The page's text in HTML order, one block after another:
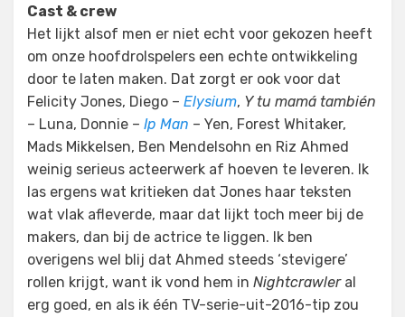
Cast & crew
Het lijkt alsof men er niet echt voor gekozen heeft
om onze hoofdrolspelers een echte ontwikkeling
door te laten maken. Dat zorgt er ook voor dat
Felicity Jones, Diego – Elysium, Y tu mamá también
– Luna, Donnie – Ip Man – Yen, Forest Whitaker,
Mads Mikkelsen, Ben Mendelsohn en Riz Ahmed
weinig serieus acteerwerk af hoeven te leveren. Ik
las ergens wat kritieken dat Jones haar teksten
wat vlak afleverde, maar dat lijkt toch meer bij de
makers, dan bij de actrice te liggen. Ik ben
overigens wel blij dat Ahmed steeds ‘stevigere’
rollen krijgt, want ik vond hem in Nightcrawleral
erg goed, en als ik één TV-serie-uit-2016-tip zou